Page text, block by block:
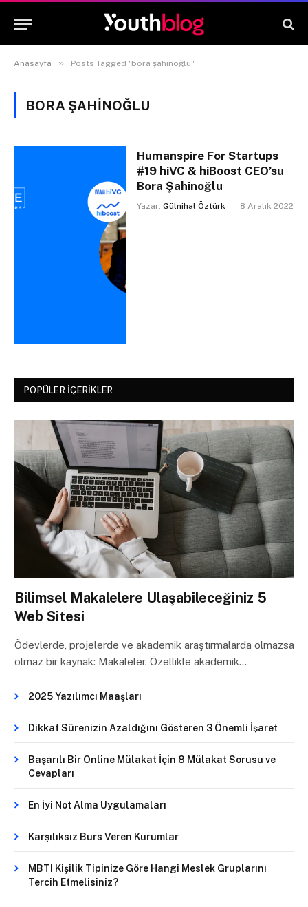
Anasayfa » Posts Tagged "bora şahinoğlu"
BORA ŞAHINOĞLU
Humanspire For Startups
#19 hiVC & hiBoost CEO’su
Bora Şahinoğlu
Yazar: Gülnihal Öztürk 8 Aralık 2022
POPÜLER İÇERIKLER
Bilimsel Makalelere Ulaşabileceğiniz 5
Web Sitesi
Ödevlerde, projelerde ve akademik araştırmalarda olmazsa
olmaz bir kaynak: Makaleler. Özellikle akademik…
2025 Yazılımcı Maaşları
Dikkat Sürenizin Azaldığını Gösteren 3 Önemli İşaret
Başarılı Bir Online Mülakat İçin 8 Mülakat Sorusu ve
Cevapları
En İyi Not Alma Uygulamaları
Karşılıksız Burs Veren Kurumlar
MBTI Kişilik Tipinize Göre Hangi Meslek Gruplarını
Tercih Etmelisiniz?